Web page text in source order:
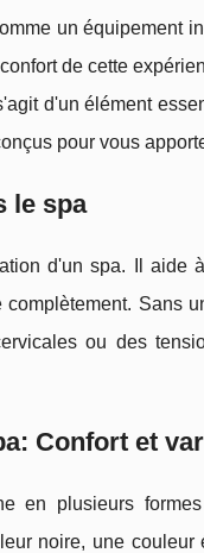
un équipement
de cette
d'un élément
pour vous
le spa
d'un spa. Il aide
Sans
ou des
Confort et
en plusieurs
noire, une